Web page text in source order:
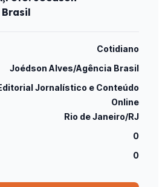
Cotidiano
Joédson Alves/Agência Brasil
Jornalístico e Conteúdo
Online
Rio de Janeiro/RJ
0
0